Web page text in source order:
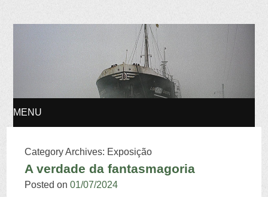
Osvaldo Manuel
Silvestre
MENU
Category Archives: Exposição
A verdade da fantasmagoria
Posted on01/07/2024